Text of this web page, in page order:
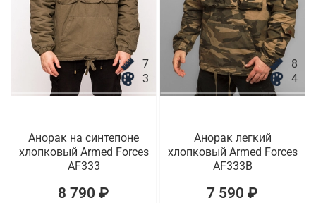
7
3
Анорак на синтепоне
хлопковый Armed Forces
AF333
8 790 ₽
8
4
Анорак легкий
хлопковый Armed Forces
AF333B
7 590 ₽